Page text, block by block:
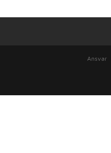
Ansvar